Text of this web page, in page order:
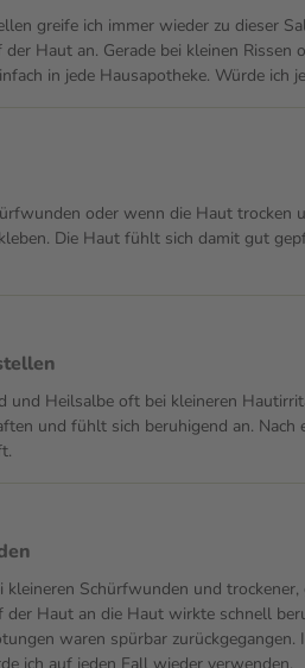
greife ich immer wieder zu dieser
Haut an. Gerade bei kleinen Rissen
in jede Hausapotheke. Würde ich
oder wenn die Haut trocken
Die Haut fühlt sich damit gut
und Heilsalbe oft bei kleineren
und fühlt sich beruhigend an.
Schürfwunden und
Haut an die Haut wirkte schnell
waren spürbar